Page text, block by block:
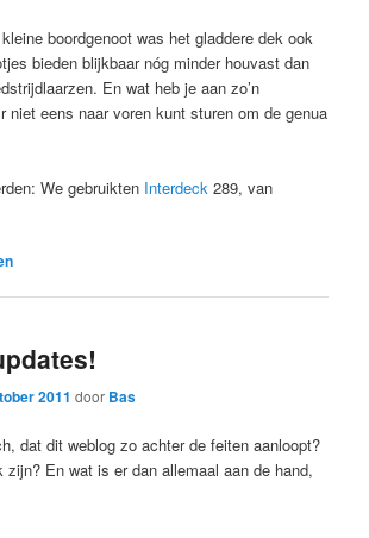
boordgenoot was het gladdere dek ook
bieden blijkbaar nóg minder houvast dan
En wat heb je aan zo’n
niet eens naar voren kunt sturen om de genua
We gebruikten Interdeck 289, van
2011 door Bas
dat dit weblog zo achter de feiten aanloopt?
zijn? En wat is er dan allemaal aan de hand,